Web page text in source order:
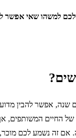
שלכם למשהו שאי אפשר
אפשר להבין
של החיים
אם זה נשמע לכם